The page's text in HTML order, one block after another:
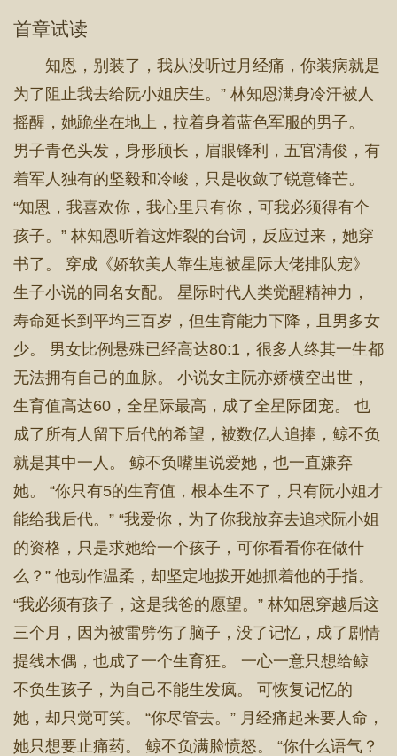
首章试读
知恩，别装了，我从没听过月经痛，你装病就是
为了阻止我去给阮小姐庆生。” 林知恩满身冷汗被人
摇醒，她跪坐在地上，拉着身着蓝色军服的男子。
男子青色头发，身形颀长，眉眼锋利，五官清俊，有
着军人独有的坚毅和冷峻，只是收敛了锐意锋芒。
“知恩，我喜欢你，我心里只有你，可我必须得有个
孩子。” 林知恩听着这炸裂的台词，反应过来，她穿
书了。 穿成《娇软美人靠生崽被星际大佬排队宠》
生子小说的同名女配。 星际时代人类觉醒精神力，
寿命延长到平均三百岁，但生育能力下降，且男多女
少。 男女比例悬殊已经高达80:1，很多人终其一生都
无法拥有自己的血脉。 小说女主阮亦娇横空出世，
生育值高达60，全星际最高，成了全星际团宠。 也
成了所有人留下后代的希望，被数亿人追捧，鲸不负
就是其中一人。 鲸不负嘴里说爱她，也一直嫌弃
她。 “你只有5的生育值，根本生不了，只有阮小姐才
能给我后代。” “我爱你，为了你我放弃去追求阮小姐
的资格，只是求她给一个孩子，可你看看你在做什
么？” 他动作温柔，却坚定地拨开她抓着他的手指。
“我必须有孩子，这是我爸的愿望。” 林知恩穿越后这
三个月，因为被雷劈伤了脑子，没了记忆，成了剧情
提线木偶，也成了一个生育狂。 一心一意只想给鲸
不负生孩子，为自己不能生发疯。 可恢复记忆的
她，却只觉可笑。 “你尽管去。” 月经痛起来要人命，
她只想要止痛药。 鲸不负满脸愤怒。 “你什么语气？